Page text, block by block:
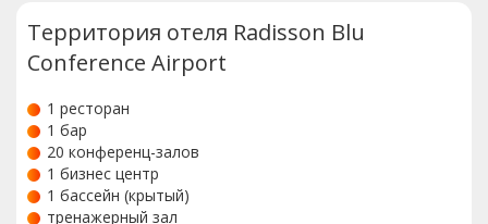
Территория отеля Radisson Blu
Conference Airport
1 ресторан
1 бар
20 конференц-залов
1 бизнес центр
1 бассейн (крытый)
тренажерный зал